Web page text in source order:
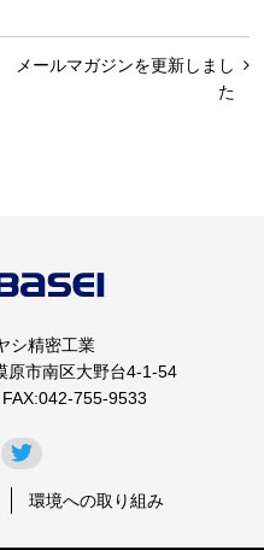
メールマガジンを更新しまし
た
シ精密工業
原市南区大野台4-1-54
755-9533
環境への取り組み